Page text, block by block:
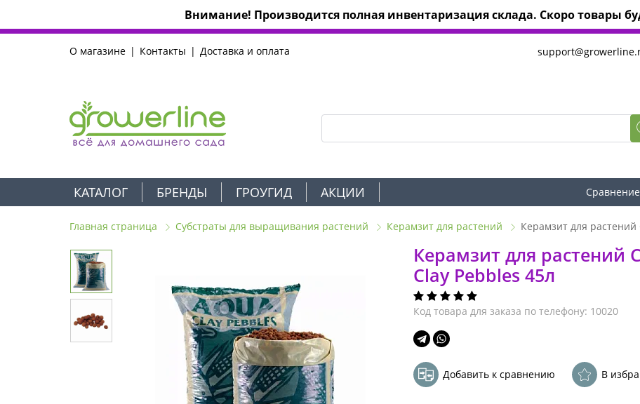
Внимание! Производится полная инвентаризация склада. Скоро товары
О магазине Контакты Доставка и оплата
КАТАЛОГ БРЕНДЫ ГРОУГИД АКЦИИ Сравнение
Главная страница Субстраты для выращивания растений Керамзит для растений Керамзит для
Керамзит для растений
Clay Pebbles 45л
Код товара для заказа по телефону: 10020
Добавить к сравнению В